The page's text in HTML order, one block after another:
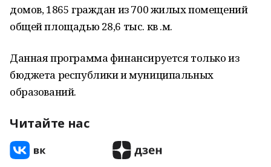
домов, 1865 граждан из 700 жилых помещений
общей площадью 28,6 тыс. кв .м.
Данная программа финансируется только из
бюджета республики и муниципальных
образований.
Читайте нас